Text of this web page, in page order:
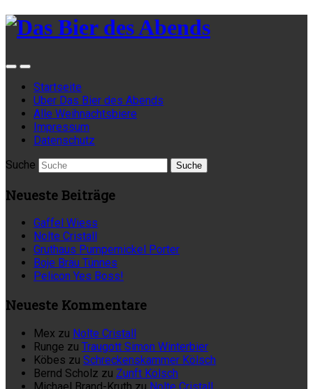
Startseite
Über Das Bier des Abends
Alle Weihnachtsbiere
Impressum
Datenschutz
Suche
Neueste Beiträge
Gaffel Wiess
Nolte Cristall
Gruthaus Pumpernickel Porter
Boje Bräu Tünnes
Pelicon Yes Boss!
Neueste Kommentare
Mex zu Nolte Cristall
Runge zu Traugott Simon Winterbier
Köbes zu Schreckenskammer Kölsch
Bernd Scholz zu Zunft Kölsch